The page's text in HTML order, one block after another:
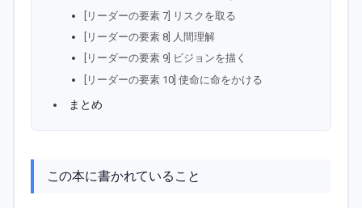
[リーダーの要素 7] リスクを取る
[リーダーの要素 8] 人間理解
[リーダーの要素 9] ビジョンを描く
[リーダーの要素 10] 使命に命をかける
まとめ
この本に書かれていること